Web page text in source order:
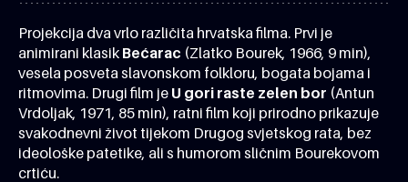
Projekcija dva vrlo različita hrvatska filma. Prvi je
animirani klasik Bećarac (Zlatko Bourek, 1966, 9 min),
vesela posveta slavonskom folkloru, bogata bojama i
ritmovima. Drugi film je U gori raste zelen bor (Antun
Vrdoljak, 1971, 85 min), ratni film koji prirodno prikazuje
svakodnevni život tijekom Drugog svjetskog rata, bez
ideološke patetike, ali s humorom sličnim Bourekovom
crtiću.